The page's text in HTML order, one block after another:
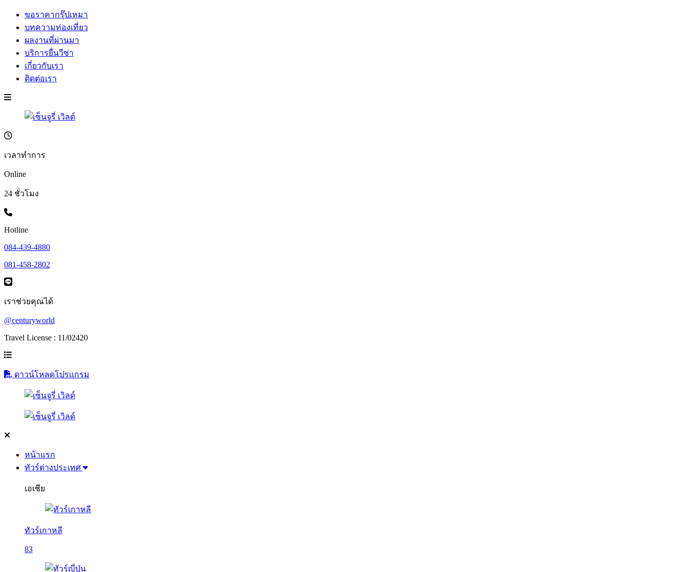
ขอราคากรุ๊ปเหมา
บทความท่องเที่ยว
ผลงานที่ผ่านมา
บริการยื่นวีซ่า
เกี่ยวกับเรา
ติดต่อเรา
เวลาทำการ
Online
24 ชั่วโมง
Hotline
084-439-4880
081-458-2802
เราช่วยคุณได้
@centuryworld
Travel License : 11/02420
ดาวน์โหลดโปรแกรม
หน้าแรก
ทัวร์ต่างประเทศ
เอเชีย
ทัวร์เกาหลี
83